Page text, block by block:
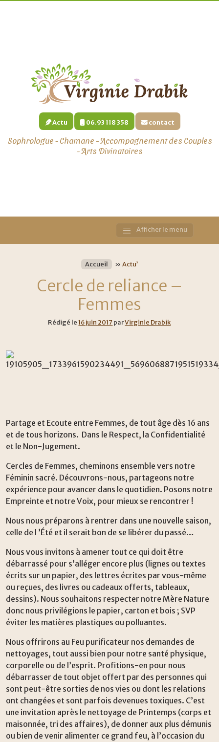
Actu 06.93 118 358 contact
Sophrologue - Chamane - Accompagnement des Couples
- Arts Divinatoires
Navigation
Afficher le menu
Accueil » Actu’
Cercle de reliance –
Femmes
Rédigé le16 juin 2017parVirginie Drabik
Partage et Ecoute entre Femmes, de tout âge dès 16 ans
et de tous horizons. Dans le Respect, la Confidentialité
et le Non-Jugement.
Cercles de Femmes, cheminons ensemble vers notre
Féminin sacré. Découvrons-nous, partageons notre
expérience pour avancer dans le quotidien. Posons notre
Empreinte et notre Voix, pour mieux se rencontrer !
Nous nous préparons à rentrer dans une nouvelle saison,
celle de l ’Été et il serait bon de se libérer du passé…
Nous vous invitons à amener tout ce qui doit être
débarrassé pour s’alléger encore plus (lignes ou textes
écrits sur un papier, des lettres écrites par vous-même
ou reçues, des livres ou cadeaux offerts, tableaux,
dessins). Nous souhaitons respecter notre Mère Nature
donc nous privilégions le papier, carton et bois ; SVP
éviter les matières plastiques ou polluantes.
Nous offrirons au Feu purificateur nos demandes de
nettoyages, tout aussi bien pour notre santé physique,
corporelle ou de l’esprit. Profitions-en pour nous
débarrasser de tout objet offert par des personnes qui
sont peut-être sorties de nos vies ou dont les relations
ont changées et sont parfois devenues toxiques. C’est
une invitation après le nettoyage de Printemps (corps et
maisonnée, tri des affaires), de donner aux plus démunis
ou bien de venir alimenter ce grand feu, à l’occasion du